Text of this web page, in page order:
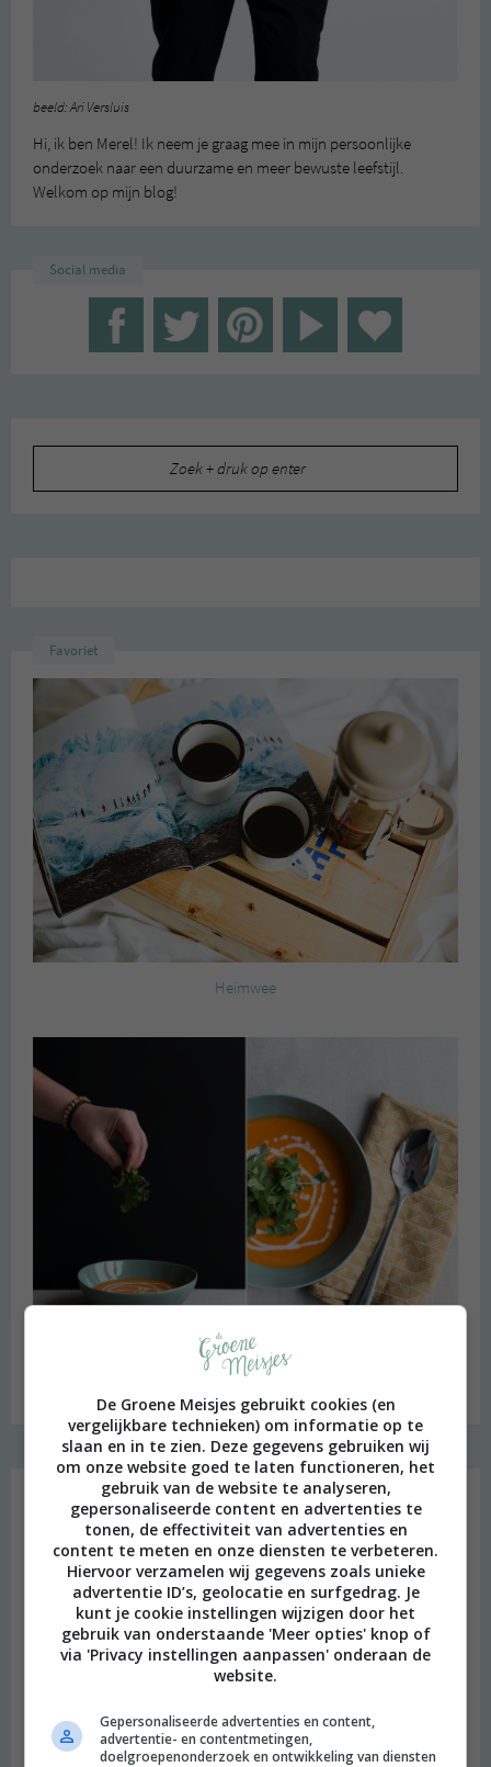
beeld: Ari Versluis
Hi, ik ben Merel! Ik neem je graag mee in mijn persoonlijke
onderzoek naar een duurzame en meer bewuste leefstijl.
Welkom op mijn blog!
Social media
Favoriet
Heimwee
Budget recept: Linzensoep met kokosmelk
Instagram Merel
De Groene Meisjes gebruikt cookies (en
vergelijkbare technieken) om informatie op te
slaan en in te zien. Deze gegevens gebruiken wij
om onze website goed te laten functioneren, het
gebruik van de website te analyseren,
gepersonaliseerde content en advertenties te
tonen, de effectiviteit van advertenties en
content te meten en onze diensten te verbeteren.
Hiervoor verzamelen wij gegevens zoals unieke
advertentie ID’s, geolocatie en surfgedrag. Je
kunt je cookie instellingen wijzigen door het
gebruik van onderstaande 'Meer opties' knop of
via 'Privacy instellingen aanpassen' onderaan de
website.
Gepersonaliseerde advertenties en content,
advertentie- en contentmetingen,
doelgroepenonderzoek en ontwikkeling van diensten